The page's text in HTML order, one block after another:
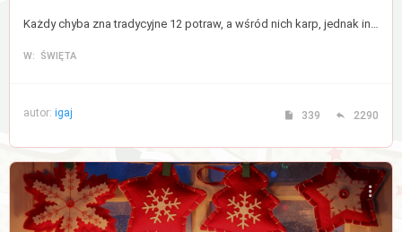
Każdy chyba zna tradycyjne 12 potraw, a wśród nich karp, jednak inne potrawy różnią się w różnych domach. Tutaj śmiało możesz wymienić się przepisami na swój wymarzony zestaw 12 dań.
W: ŚWIĘTA
autor: igaj 339 2290